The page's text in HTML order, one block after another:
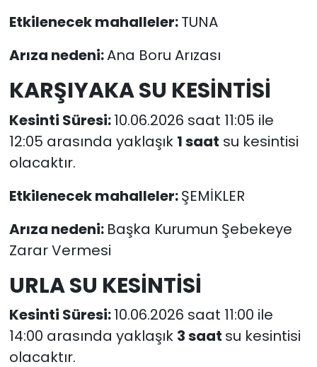
Etkilenecek mahalleler:TUNA
Arıza nedeni:Ana Boru Arızası
KARŞIYAKA SU KESİNTİSİ
Kesinti Süresi:10.06.2026 saat 11:05 ile
12:05 arasında yaklaşık 1 saat su kesintisi
olacaktır.
Etkilenecek mahalleler:ŞEMİKLER
Arıza nedeni: Başka Kurumun Şebekeye
Zarar Vermesi
URLA SU KESİNTİSİ
Kesinti Süresi:10.06.2026 saat 11:00 ile
14:00 arasında yaklaşık 3 saat su kesintisi
olacaktır.